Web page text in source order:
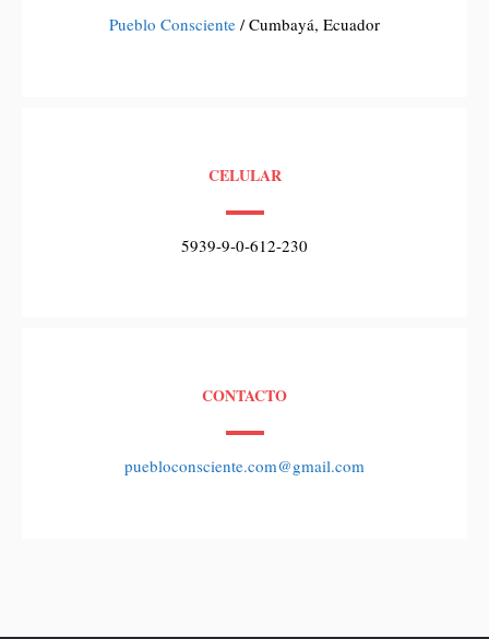
Pueblo Consciente / Cumbayá, Ecuador
CELULAR
5939-9-0-612-230
CONTACTO
puebloconsciente.com@gmail.com